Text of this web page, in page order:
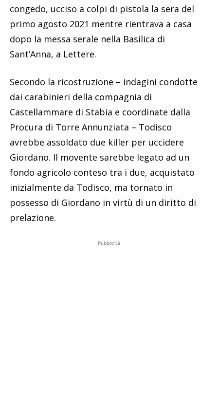
congedo, ucciso a colpi di pistola la sera del
primo agosto 2021 mentre rientrava a casa
dopo la messa serale nella Basilica di
Sant’Anna, a Lettere.
Secondo la ricostruzione – indagini condotte
dai carabinieri della compagnia di
Castellammare di Stabia e coordinate dalla
Procura di Torre Annunziata – Todisco
avrebbe assoldato due killer per uccidere
Giordano. Il movente sarebbe legato ad un
fondo agricolo conteso tra i due, acquistato
inizialmente da Todisco, ma tornato in
possesso di Giordano in virtù di un diritto di
prelazione.
Pubblicità